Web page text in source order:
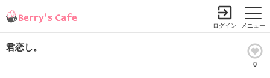
メニュー
ログイン
君恋し。
0